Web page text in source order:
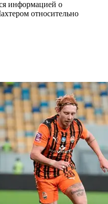
информацией о
относительно